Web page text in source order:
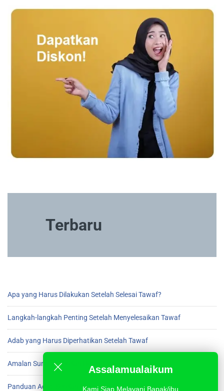
Terbaru
Apa yang Harus Dilakukan Setelah Selesai Tawaf?
Langkah-langkah Penting Setelah Menyelesaikan Tawaf
Adab yang Harus Diperhatikan Setelah Tawaf
Amalan Sunnah Setelah Beres Tawaf di Ka’bah
Panduan Adab Setelah Menyelesaikan Tawaf
Assalamualaikum
Kami Siap Melayani Bapak/ibu